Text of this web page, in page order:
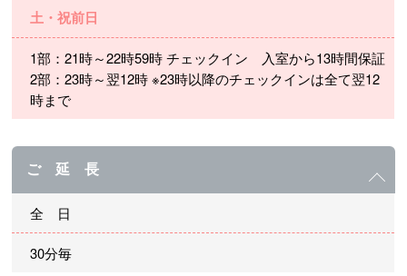
土・祝前日
1部：21時～22時59時 チェックイン 入室から13時間保証
2部：23時～翌12時 ※23時以降のチェックインは全て翌12
時まで
ご 延 長
全 日
30分毎